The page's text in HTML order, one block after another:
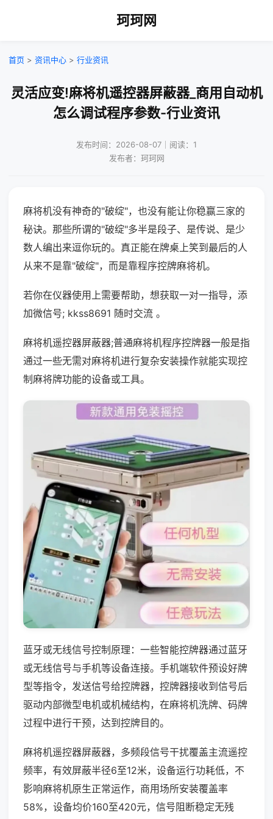
珂珂网
首页 > 资讯中心 > 行业资讯
灵活应变!麻将机遥控器屏蔽器_商用自动机
怎么调试程序参数-行业资讯
发布时间：2026-08-07｜阅读：1
发布者：珂珂网
麻将机没有神奇的"破绽"，也没有能让你稳赢三家的
秘诀。那些所谓的"破绽"多半是段子、是传说、是少
数人编出来逗你玩的。真正能在牌桌上笑到最后的人
从来不是靠"破绽"，而是靠程序控牌麻将机。
若你在仪器使用上需要帮助，想获取一对一指导，添
加微信号; kkss8691 随时交流 。
麻将机遥控器屏蔽器;普通麻将机程序控牌器一般是指
通过一些无需对麻将机进行复杂安装操作就能实现控
制麻将牌功能的设备或工具。
蓝牙或无线信号控制原理：一些智能控牌器通过蓝牙
或无线信号与手机等设备连接。手机端软件预设好牌
型等指令，发送信号给控牌器，控牌器接收到信号后
驱动内部微型电机或机械结构，在麻将机洗牌、码牌
过程中进行干预，达到控牌目的。
麻将机遥控器屏蔽器，多频段信号干扰覆盖主流遥控
频率，有效屏蔽半径6至12米，设备运行功耗低，不
影响麻将机原生正常运作，商用场所安装覆盖率
58%，设备均价160至420元，信号阻断稳定无残